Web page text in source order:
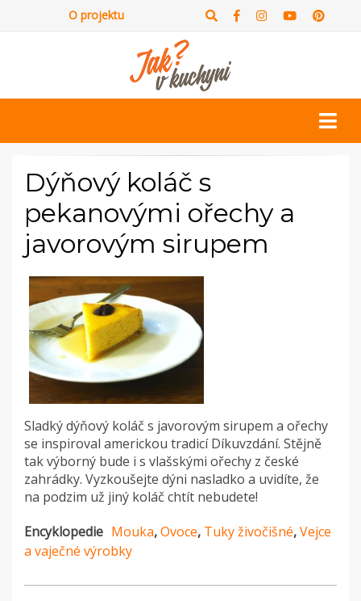
O projektu
Dýňový koláč s
pekanovými ořechy a
javorovým sirupem
Sladký dýňový koláč s javorovým sirupem a ořechy
se inspiroval americkou tradicí Díkuvzdání. Stějně
tak výborný bude i s vlašskými ořechy z české
zahrádky. Vyzkoušejte dýni nasladko a uvidíte, že
na podzim už jiný koláč chtít nebudete!
Encyklopedie Mouka,Ovoce, Tuky živočišné,Vejce
a vaječné výrobky